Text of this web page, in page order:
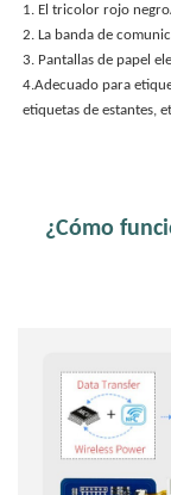
1. El tricolor rojo
2. La banda de
3. Pantallas de papel
4.Adecuado para
etiquetas de estantes,
¿Cómo